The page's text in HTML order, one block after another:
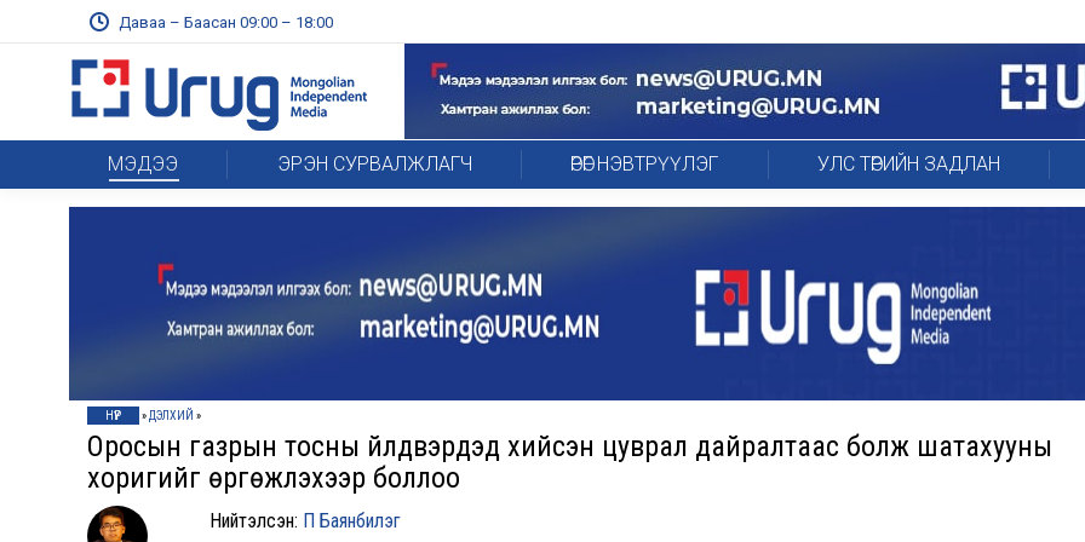
Даваа – Баасан 09:00 – 18:00
МЭДЭЭ ЭРЭН СУРВАЛЖЛАГЧ ӨРӨГ НЭВТРҮҮЛЭГ УЛС ТӨРИЙН ЗАДЛАН
НҮҮР »ДЭЛХИЙ »
Оросын газрын тосны үйлдвэрүүдэд хийсэн цуврал дайралтаас болж шатахууны
хоригийг өргөжүүлэхээр боллоо
Нийтэлсэн: П Баянбилэг